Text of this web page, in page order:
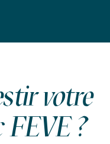
votre
FEVE ?